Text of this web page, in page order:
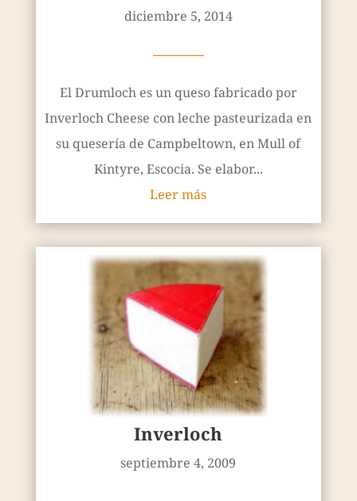
diciembre 5, 2014
————
El Drumloch es un queso fabricado por
Inverloch Cheese con leche pasteurizada en
su quesería de Campbeltown, en Mull of
Kintyre, Escocia. Se elabor...
Leer más
Inverloch
septiembre 4, 2009